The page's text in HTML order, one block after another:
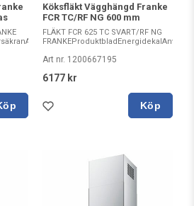
Köksfläkt Vägghängd Franke
FCR TC/RF NG 600 mm
FLÄKT FCR 625 TC SVART/RF NG
Art nr. 1200667195
6177 kr
Köp